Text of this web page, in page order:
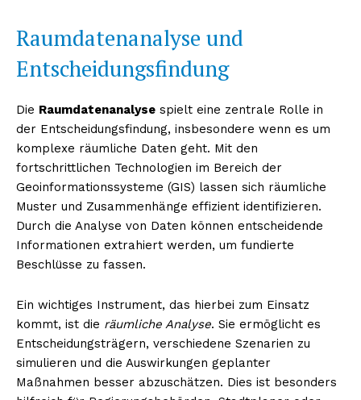
Raumdatenanalyse und
Entscheidungsfindung
Die Raumdatenanalyse spielt eine zentrale Rolle in
der Entscheidungsfindung, insbesondere wenn es um
komplexe räumliche Daten geht. Mit den
fortschrittlichen Technologien im Bereich der
Geoinformationssysteme (GIS) lassen sich räumliche
Muster und Zusammenhänge effizient identifizieren.
Durch die Analyse von Daten können entscheidende
Informationen extrahiert werden, um fundierte
Beschlüsse zu fassen.
Ein wichtiges Instrument, das hierbei zum Einsatz
kommt, ist die räumliche Analyse. Sie ermöglicht es
Entscheidungsträgern, verschiedene Szenarien zu
simulieren und die Auswirkungen geplanter
Maßnahmen besser abzuschätzen. Dies ist besonders